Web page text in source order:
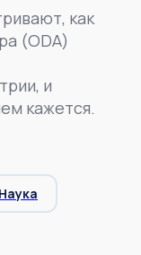
как
(ODA)
и
кажется.
Наука